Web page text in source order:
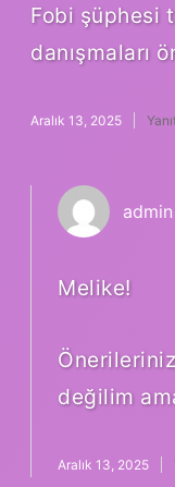
Fobi şüphesi
danışmaları
Aralık 13, 2025
admin
Melike!
değilim
Aralık 13, 2025